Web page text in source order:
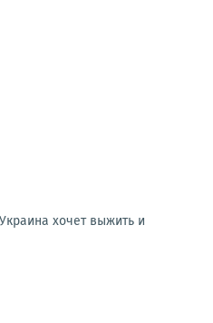
хочет выжить и